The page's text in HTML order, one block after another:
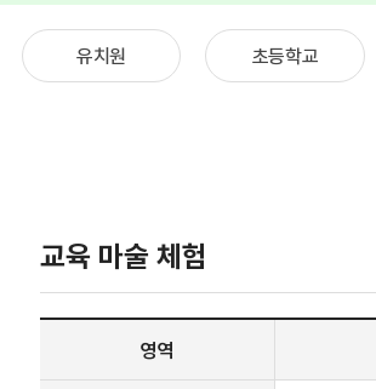
유치원 초등학교
교육 마술 체험
영역